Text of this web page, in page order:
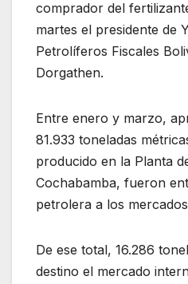
comprador del
martes el presidente de
Petrolíferos Fiscales
Dorgathen.
Entre enero y marzo,
81.933 toneladas
producido en la Planta
Cochabamba, fueron
petrolera a los
De ese total, 16.286
destino el mercado